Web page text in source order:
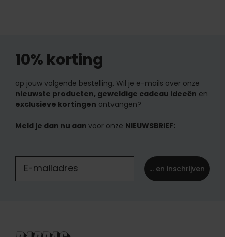
10% korting
op jouw volgende bestelling. Wil je e-mails over onze
nieuwste producten, geweldige cadeau ideeën en
exclusieve kortingen ontvangen?
Meld je dan nu aan voor onze NIEUWSBRIEF:
... en inschrijven